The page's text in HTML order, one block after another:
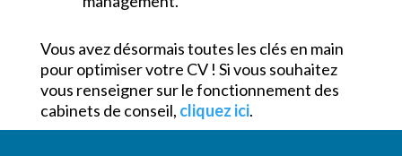
Vous avez désormais toutes les clés en main
pour optimiser votre CV ! Si vous souhaitez
vous renseigner sur le fonctionnement des
cabinets de conseil, cliquez ici.